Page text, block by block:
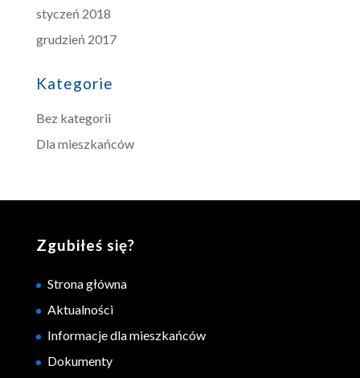
styczeń 2018
grudzień 2017
Kategorie
Bez kategorii
Dla mieszkańców
Zgubiłeś się?
Strona główna
Aktualności
Informacje dla mieszkańców
Dokumenty